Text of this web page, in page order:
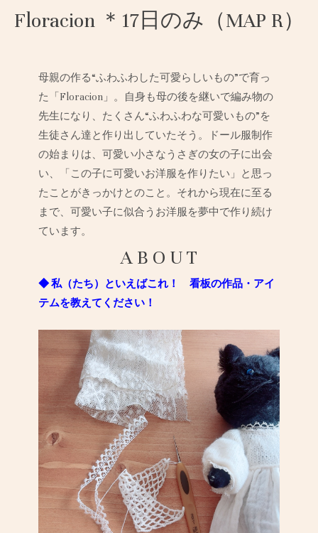
Floracion ＊17日のみ（MAP R）
母親の作る“ふわふわした可愛らしいもの”で育っ
た「Floracion」。自身も母の後を継いで編み物の
先生になり、たくさん“ふわふわな可愛いもの”を
生徒さん達と作り出していたそう。ドール服制作
の始まりは、可愛い小さなうさぎの女の子に出会
い、「この子に可愛いお洋服を作りたい」と思っ
たことがきっかけとのこと。それから現在に至る
まで、可愛い子に似合うお洋服を夢中で作り続け
ています。
A B O U T
◆ 私（たち）といえばこれ！ 看板の作品・アイ
テムを教えてください！